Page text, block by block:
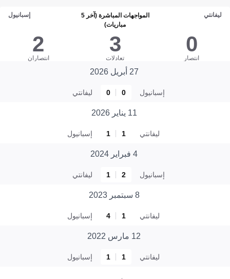
ليفانتي
المواجهات المباشرة (آخر 5
مباريات)
إسبانيول
0
انتصار
3
تعادلات
2
انتصاران
27 أبريل 2026
إسبانيول 0
0 ليفانتي
11 يناير 2026
ليفانتي 1
1 إسبانيول
4 فبراير 2024
إسبانيول 2
1 ليفانتي
8 سبتمبر 2023
ليفانتي 1
4 إسبانيول
12 مارس 2022
ليفانتي 1
1 إسبانيول